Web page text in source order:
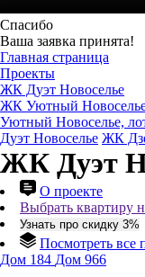
Спасибо
Ваша заявка принята!
Главная страница
Проекты
ЖК Дуэт Новоселье
ЖК Уютный
Уютный Новоселье,
Дуэт Новоселье ЖК
ЖК Дуэт
О проекте
Выбрать квартиру
Узнать про скидку 3%
Посмотреть все
Дом 184 Дом 966